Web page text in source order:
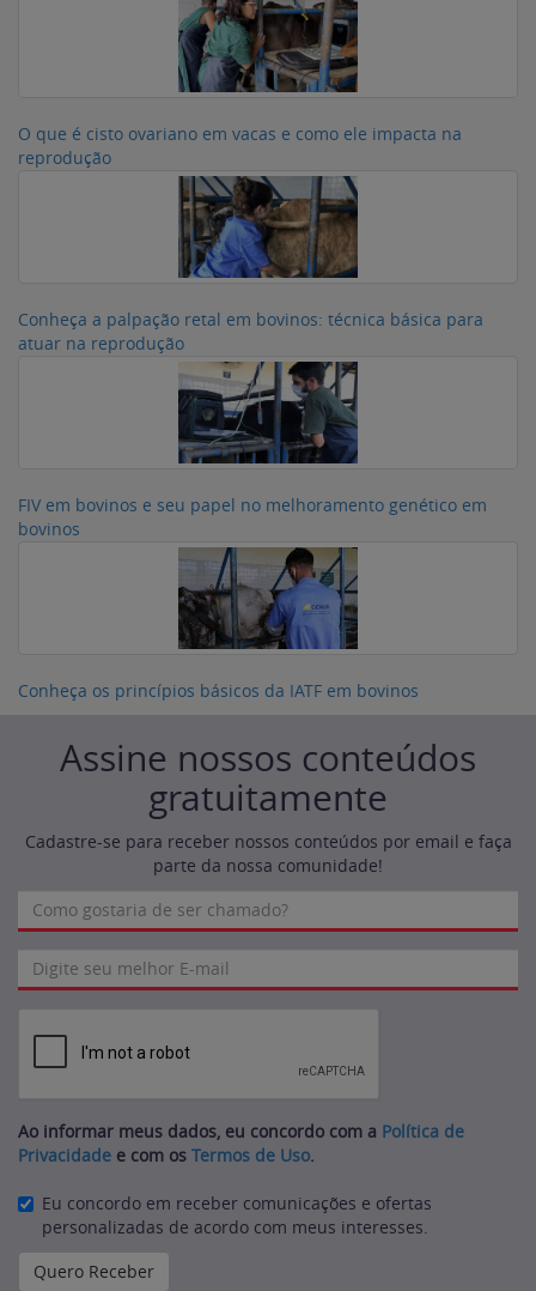
O que é cisto ovariano em vacas e como ele impacta na
reprodução
Conheça a palpação retal em bovinos: técnica básica para
atuar na reprodução
FIV em bovinos e seu papel no melhoramento genético em
bovinos
Conheça os princípios básicos da IATF em bovinos
Assine nossos conteúdos
gratuitamente
Cadastre-se para receber nossos conteúdos por email e faça
parte da nossa comunidade!
Ao informar meus dados, eu concordo com a Política de
Privacidade e com os Termos de Uso.
Eu concordo em receber comunicações e ofertas
personalizadas de acordo com meus interesses.